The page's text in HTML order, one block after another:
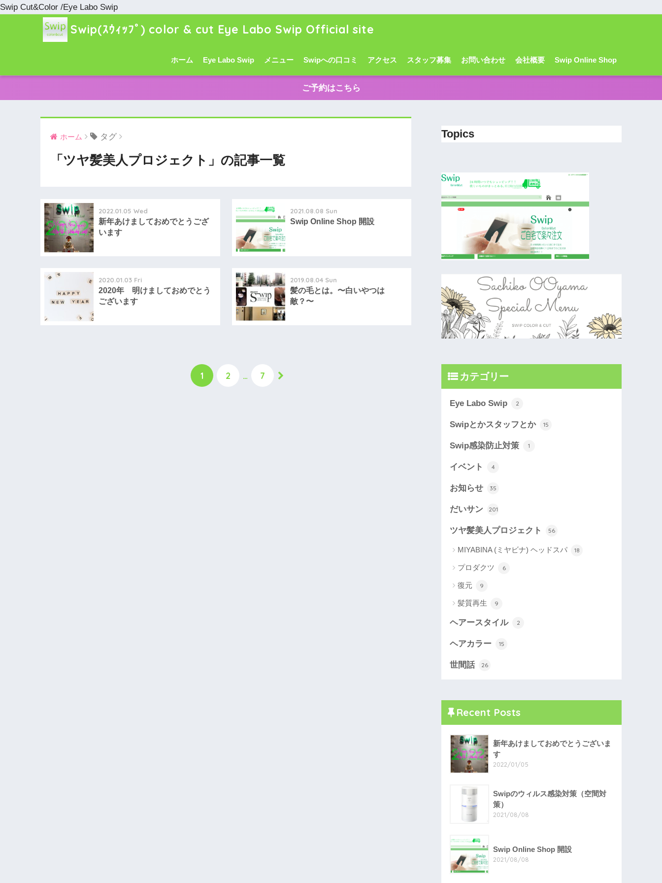
Swip Cut&Color /Eye Labo Swip
Swip(ｽｳｨｯﾌﾟ) color & cut Eye Labo Swip Official site
ホーム Eye Labo Swip メニュー Swipへの口コミ アクセス スタッフ募集 お問い合わせ 会社概要 Swip Online Shop
ご予約はこちら
ホーム タグ
「ツヤ髪美人プロジェクト」の記事一覧
2022.01.05 Wed
新年あけましておめでとうござ
います
2021.08.08 Sun
Swip Online Shop 開設
2020.01.03 Fri
2020年 明けましておめでとう
ございます
2019.08.04 Sun
髪の毛とは。〜白いやつは
敵？〜
1 2 … 7
Topics
カテゴリー
Eye Labo Swip 2
Swipとかスタッフとか 15
Swip感染防止対策 1
イベント 4
お知らせ 35
だいサン 201
ツヤ髪美人プロジェクト 56
MIYABINA (ミヤビナ) ヘッドスパ 18
プロダクツ 6
復元 9
髪質再生 9
ヘアースタイル 2
ヘアカラー 15
世間話 26
Recent Posts
新年あけましておめでとうございま
す
2022/01/05
Swipのウィルス感染対策（空間対
策）
2021/08/08
Swip Online Shop 開設
2021/08/08